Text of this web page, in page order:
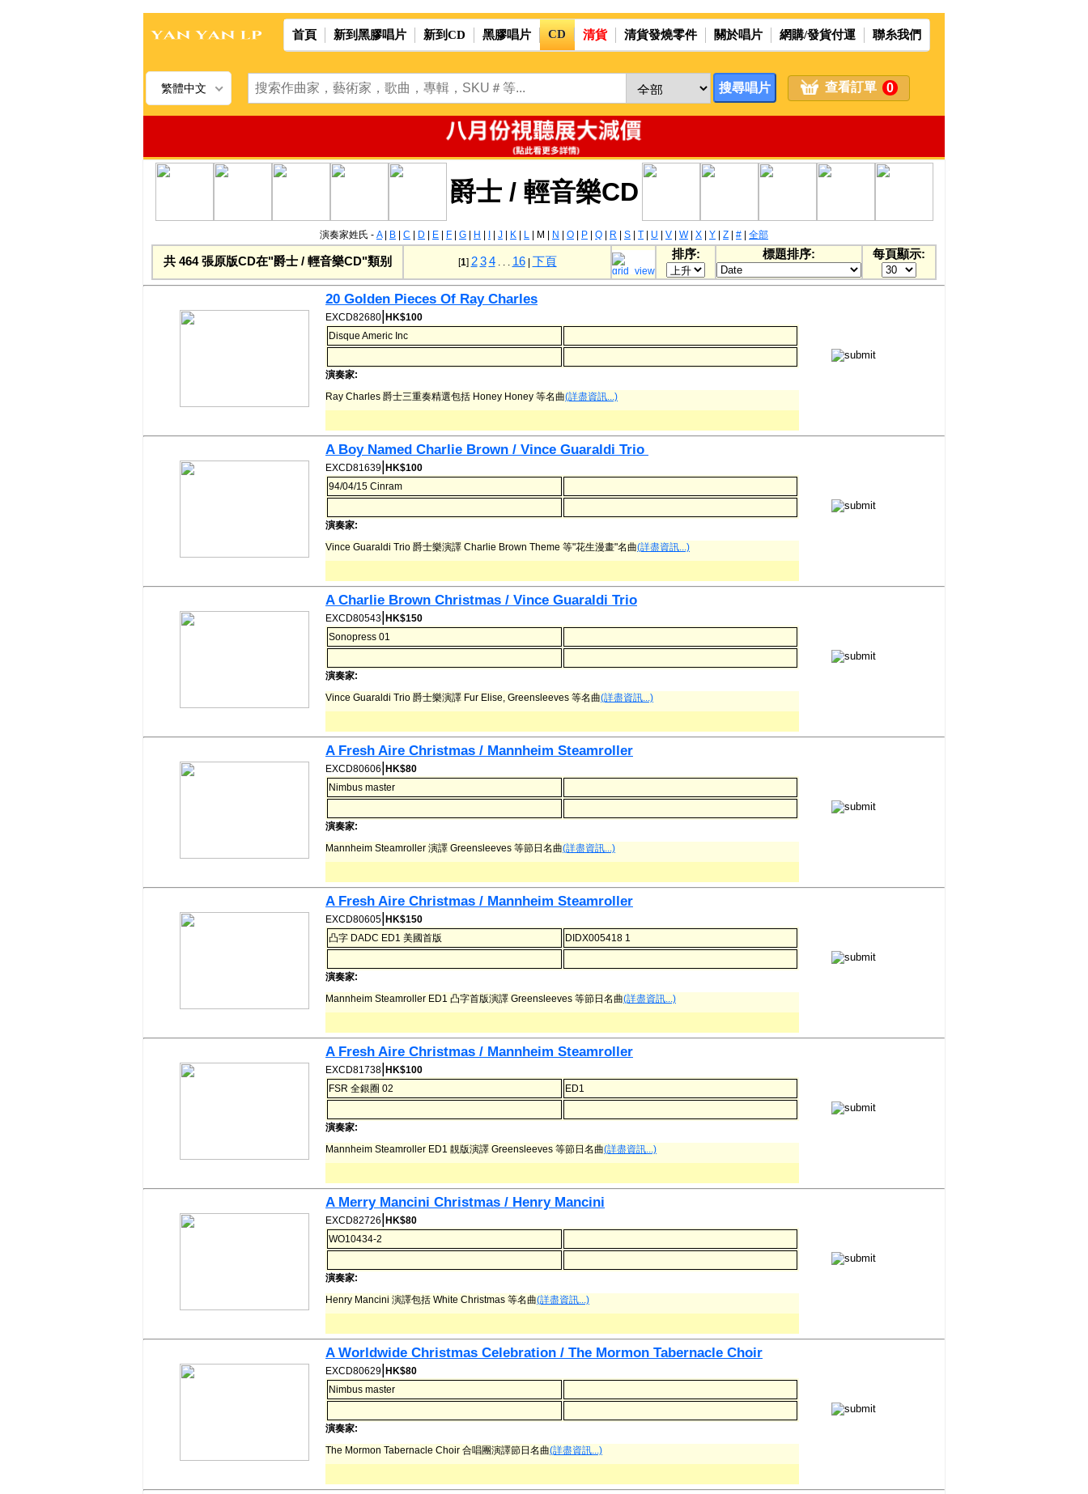
首頁 新到黑膠唱片 新到CD 黑膠唱片 CD 清貨 清貨發燒零件 關於唱片 網購/發貨付運 聯糸我們
繁體中文 查看訂單 0
爵士 / 輕音樂CD
演奏家姓氏 - A| B | C | D | E | F | G | H | I | J | K | L | M | N | O | P | Q | R | S | T | U | V | W| X | Y | Z | # | 全部
共 464 張原版CD在"爵士 / 輕音樂CD"類别 [1] 2 3 4 16 | 下頁
排序: 標題排序: 每頁顯示:
20 Golden Pieces Of Ray Charles
EXCD82680|HK$100
Disque Americ Inc
演奏家:
Ray Charles 爵士三重奏精選包括 Honey Honey 等名曲(詳盡資訊...)
A Boy Named Charlie Brown / Vince Guaraldi Trio ‎
EXCD81639|HK$100
94/04/15 Cinram
演奏家:
Vince Guaraldi Trio 爵士樂演譯 Charlie Brown Theme 等"花生漫畫"名曲(詳盡資訊...)
A Charlie Brown Christmas / Vince Guaraldi Trio
EXCD80543|HK$150
Sonopress 01
演奏家:
Vince Guaraldi Trio 爵士樂演譯 Fur Elise, Greensleeves 等名曲(詳盡資訊...)
A Fresh Aire Christmas / Mannheim Steamroller
EXCD80606|HK$80
Nimbus master
演奏家:
Mannheim Steamroller 演譯 Greensleeves 等節日名曲(詳盡資訊...)
A Fresh Aire Christmas / Mannheim Steamroller
EXCD80605|HK$150
凸字 DADC ED1 美國首版
DIDX005418 1
演奏家:
Mannheim Steamroller ED1 凸字首版演譯 Greensleeves 等節日名曲(詳盡資訊...)
A Fresh Aire Christmas / Mannheim Steamroller
EXCD81738|HK$100
FSR 全銀圈 02
ED1
演奏家:
Mannheim Steamroller ED1 靚版演譯 Greensleeves 等節日名曲(詳盡資訊...)
A Merry Mancini Christmas / Henry Mancini
EXCD82726|HK$80
WO10434-2
演奏家:
Henry Mancini 演譯包括 White Christmas 等名曲(詳盡資訊...)
A Worldwide Christmas Celebration / The Mormon Tabernacle Choir
EXCD80629|HK$80
Nimbus master
演奏家:
The Mormon Tabernacle Choir 合唱團演譯節日名曲(詳盡資訊...)